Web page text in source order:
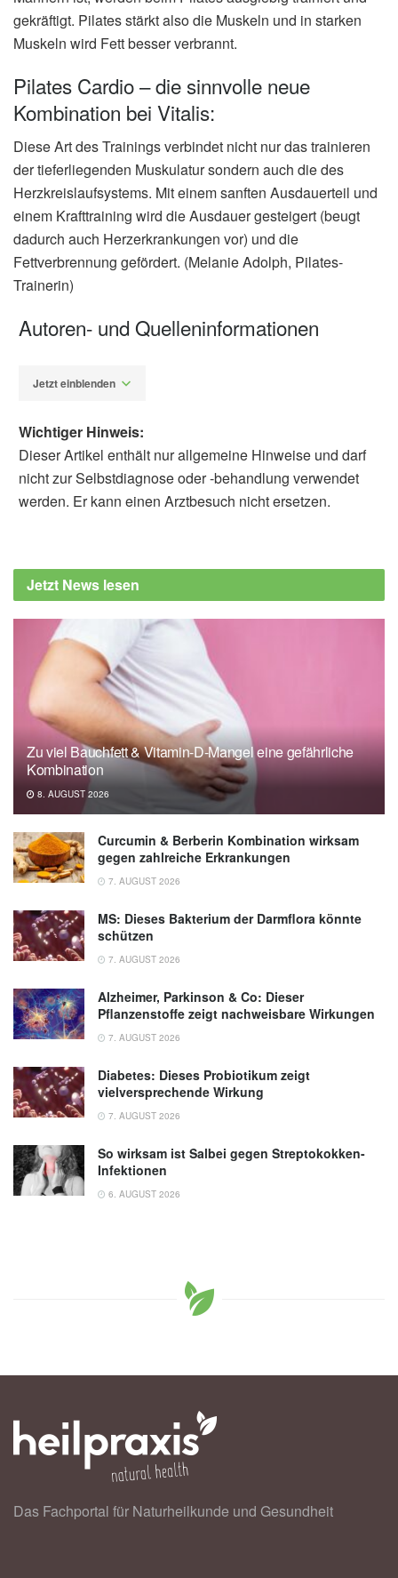
gekräftigt. Pilates stärkt also die Muskeln und in starken
Muskeln wird Fett besser verbrannt.
Pilates Cardio – die sinnvolle neue
Kombination bei Vitalis:
Diese Art des Trainings verbindet nicht nur das trainieren
der tieferliegenden Muskulatur sondern auch die des
Herzkreislaufsystems. Mit einem sanften Ausdauerteil und
einem Krafttraining wird die Ausdauer gesteigert (beugt
dadurch auch Herzerkrankungen vor) und die
Fettverbrennung gefördert. (Melanie Adolph, Pilates-
Trainerin)
Autoren- und Quelleninformationen
Jetzt einblenden
Raziye ŞAVKIN ✉, Ummuhan B. Aslan: The
effect of Pilates exercise on body
obese women, The Journal of Sports
Medicine and Physical Fitness 2017,
ncbi.nlm.nih.gov
American Council on Exercise: Can Pilates
Do It All? 2005,acefitness.org
M. Bergamin, S. Gobbo, V. Bullo, u.a.: Effects
of a Pilates exercise program on muscle
strength, postural control and body
Wichtiger Hinweis:
Dieser Artikel enthält nur allgemeine Hinweise und darf
nicht zur Selbstdiagnose oder -behandlung verwendet
werden. Er kann einen Arztbesuch nicht ersetzen.
Jetzt News lesen
Zu viel Bauchfett & Vitamin-D-Mangel eine gefährliche
Kombination
8. AUGUST 2026
Curcumin & Berberin Kombination wirksam
gegen zahlreiche Erkrankungen
7. AUGUST 2026
MS: Dieses Bakterium der Darmflora könnte
schützen
7. AUGUST 2026
Alzheimer, Parkinson & Co: Dieser
Pflanzenstoffe zeigt nachweisbare Wirkungen
7. AUGUST 2026
Diabetes: Dieses Probiotikum zeigt
vielversprechende Wirkung
7. AUGUST 2026
So wirksam ist Salbei gegen Streptokokken-
Infektionen
6. AUGUST 2026
Das Fachportal für Naturheilkunde und Gesundheit